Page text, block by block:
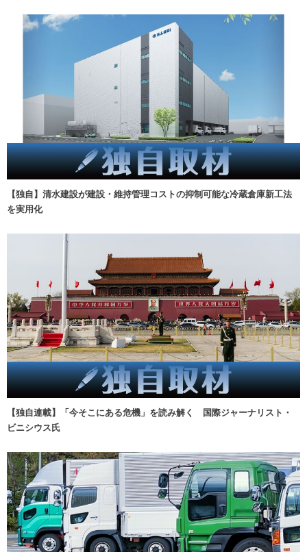
【独自】清水建設が建設・維持管理コストの抑制可能な冷蔵倉庫新工法
を実用化
【独自連載】「今そこにある危機」を読み解く 国際ジャーナリスト・
ビニシウス氏